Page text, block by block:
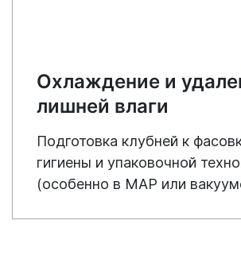
Охлаждение и
лишней влаги
Подготовка клубней к
гигиены и упаковочной
(особенно в MAP или